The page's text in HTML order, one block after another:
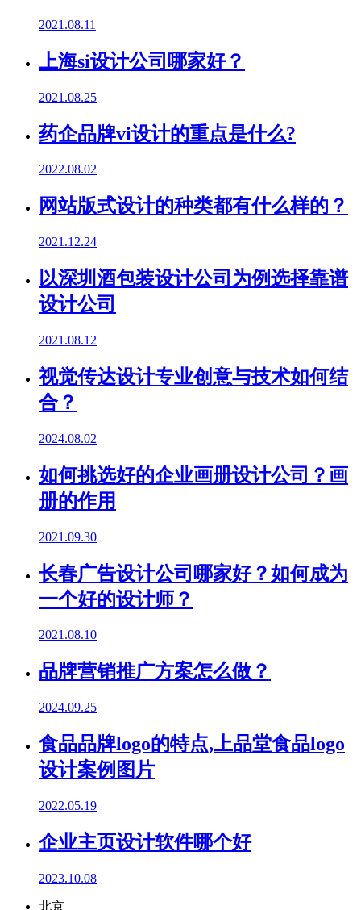
2021.08.11
上海si设计公司哪家好？
2021.08.25
药企品牌vi设计的重点是什么?
2022.08.02
网站版式设计的种类都有什么样的？
2021.12.24
以深圳酒包装设计公司为例选择靠谱
设计公司
2021.08.12
视觉传达设计专业创意与技术如何结
合？
2024.08.02
如何挑选好的企业画册设计公司？画
册的作用
2021.09.30
长春广告设计公司哪家好？如何成为
一个好的设计师？
2021.08.10
品牌营销推广方案怎么做？
2024.09.25
食品品牌logo的特点,上品堂食品logo
设计案例图片
2022.05.19
企业主页设计软件哪个好
2023.10.08
北京